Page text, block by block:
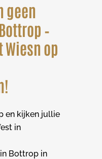
geen
–
op
en kijken jullie
in
Bottrop in